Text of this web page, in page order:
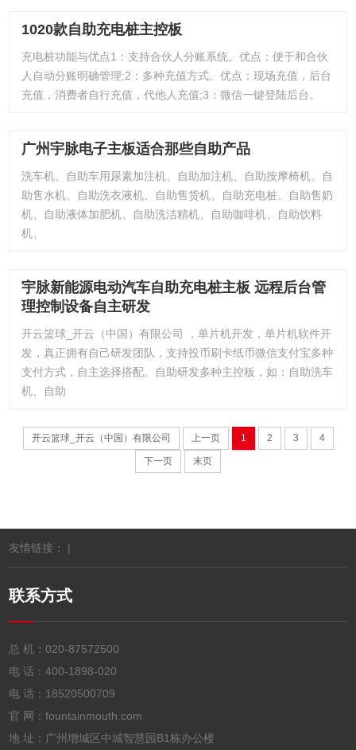
1020款自助充电桩主控板
充电桩功能与优点1：支持合伙人分账系统。优点：便于和合伙
人自动分账明确管理;2：多种充值方式。优点：现场充值，后台
充值，消费者自行充值，代他人充值;3：微信一键登陆后台。
广州宇脉电子主板适合那些自助产品
洗车机、自助车用尿素加注机、自助加注机、自助按摩椅机、自
助售水机、自助洗衣液机、自助售货机、自助充电桩、自助售奶
机、自助液体加肥机、自助洗洁精机、自助咖啡机、自助饮料
机、
宇脉新能源电动汽车自助充电桩主板 远程后台管
理控制设备自主研发
开云篮球_开云（中国）有限公司 ，单片机开发，单片机软件开
发，真正拥有自己研发团队，支持投币刷卡纸币微信支付宝多种
支付方式，自主选择搭配。自助研发多种主控板，如：自助洗车
机、自助
开云篮球_开云（中国）有限公司 上一页 1 2 3 4
下一页 末页
友情链接： |
联系方式
总 机：020-87572500
电 话：400-1898-020
电 话： 18520500709
官 网：fountainmouth.com
地 址：广州增城区中城智慧园B1栋办公楼